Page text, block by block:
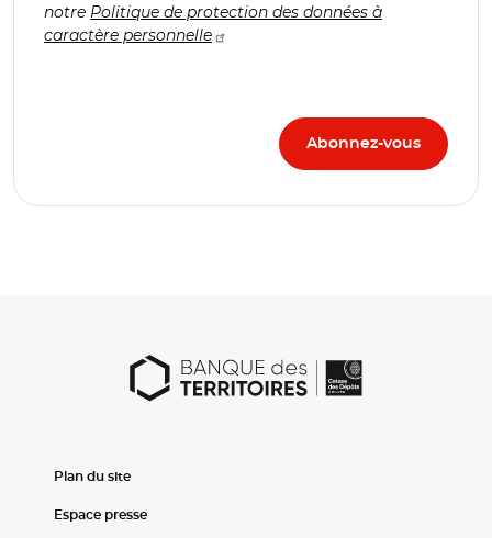
notre Politique de protection des données à
caractère personnelle
Plan du site
Espace presse